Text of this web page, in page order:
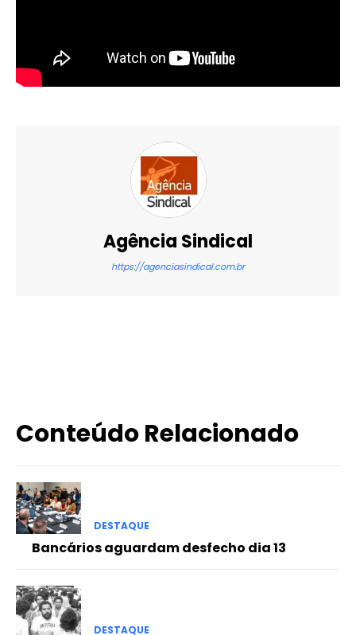
Agência Sindical
https://agenciasindical.com.br
Conteúdo Relacionado
DESTAQUE
Bancários aguardam desfecho dia 13
DESTAQUE